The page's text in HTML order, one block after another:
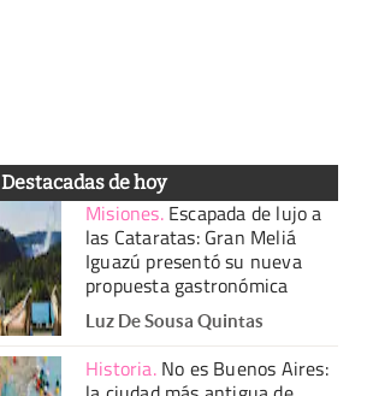
Destacadas de hoy
Misiones. Escapada de lujo a
las Cataratas: Gran Meliá
Iguazú presentó su nueva
propuesta gastronómica
Luz De Sousa Quintas
Historia. No es Buenos Aires: